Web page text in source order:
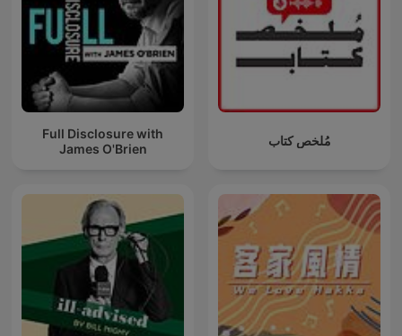
Full Disclosure with
James O'Brien
مُلخص كتاب